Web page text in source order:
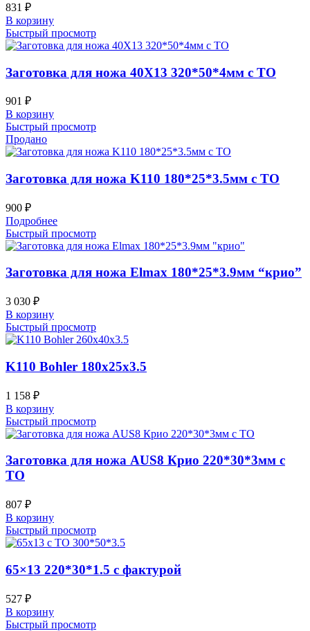
831 ₽
В корзину
Быстрый просмотр
Заготовка для ножа 40Х13 320*50*4мм с ТО
901 ₽
В корзину
Быстрый просмотр
Продано
Заготовка для ножа K110 180*25*3.5мм с ТО
900 ₽
Подробнее
Быстрый просмотр
Заготовка для ножа Elmax 180*25*3.9мм “крио”
3 030 ₽
В корзину
Быстрый просмотр
K110 Bohler 180x25x3.5
1 158 ₽
В корзину
Быстрый просмотр
Заготовка для ножа AUS8 Крио 220*30*3мм с
ТО
807 ₽
В корзину
Быстрый просмотр
65×13 220*30*1.5 с фактурой
527 ₽
В корзину
Быстрый просмотр